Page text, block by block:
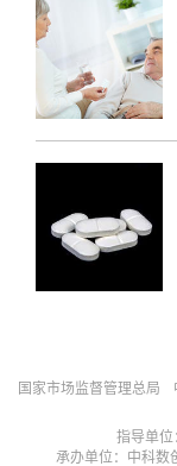
国家市场监督管理总局
指导单位
承办单位：中科数